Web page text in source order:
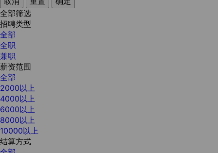
全部筛选
招聘类型
全部
全职
兼职
薪资范围
全部
2000以上
4000以上
6000以上
8000以上
10000以上
结算方式